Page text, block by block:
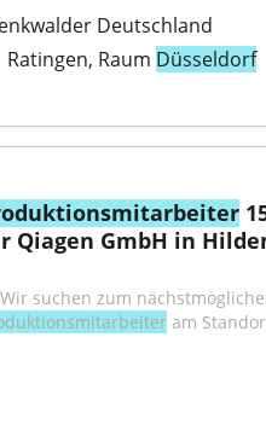
Deutschland
Ratingen, Raum Düsseldorf
Qiagen GmbH in
am